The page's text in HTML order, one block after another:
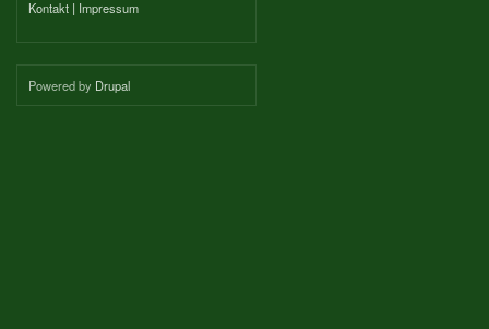
Kontakt | Impressum
Powered by Drupal